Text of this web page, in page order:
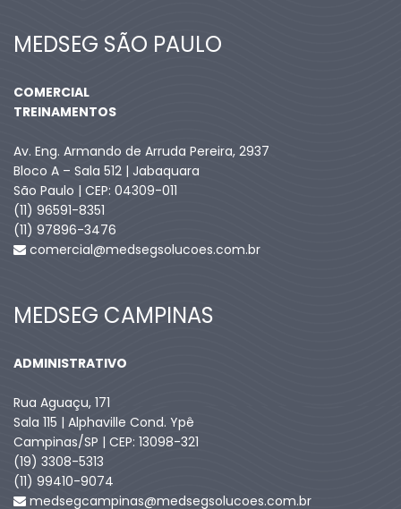
MEDSEG SÃO PAULO
COMERCIAL
TREINAMENTOS
Av. Eng. Armando de Arruda Pereira, 2937
Bloco A – Sala 512 | Jabaquara
São Paulo | CEP: 04309-011
(11) 96591-8351
(11) 97896-3476
comercial@medsegsolucoes.com.br
MEDSEG CAMPINAS
ADMINISTRATIVO
Rua Aguaçu, 171
Sala 115 | Alphaville Cond. Ypê
Campinas/SP | CEP: 13098-321
(19) 3308-5313
(11) 99410-9074​
medsegcampinas@medsegsolucoes.com.br